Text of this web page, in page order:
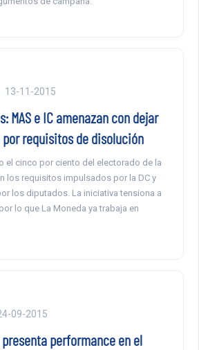
13-11-2015
MAS e IC amenazan con dejar
por requisitos de disolución
el cinco por ciento del electorado de la
los requisitos impulsados por la DC y
los diputados. La iniciativa tensiona a
lo que La Moneda ya trabaja en
09-2015
performance en el